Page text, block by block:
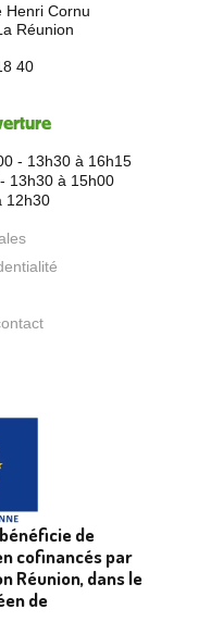
Henri Cornu
Réunion
40
- 13h30 à 16h15
13h30 à 15h00
12h30
de
cofinancés par
Réunion, dans le
de